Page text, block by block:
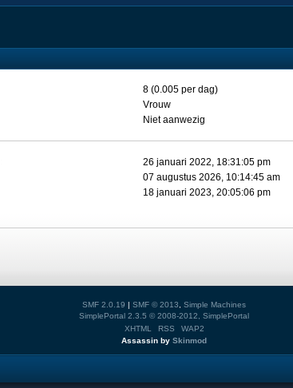
8 (0.005 per dag)
Vrouw
Niet aanwezig
26 januari 2022, 18:31:05 pm
07 augustus 2026, 10:14:45 am
18 januari 2023, 20:05:06 pm
SMF 2.0.19 | SMF © 2013
Simple Machines
SimplePortal 2.3.5 © 2008-2012, SimplePortal
XHTML
RSS
WAP2
Assassin by Skinmod